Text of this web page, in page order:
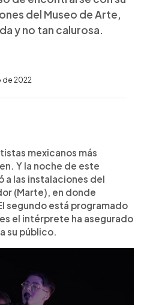
del Museo de Arte,
y no tan calurosa.
de 2022
mexicanos más
Y la noche de este
a las instalaciones del
(Marte), en donde
segundo está programado
el intérprete ha asegurado
su público.